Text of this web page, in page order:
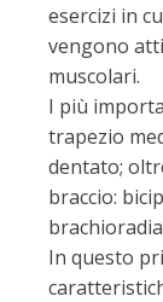
esercizi in
vengono
muscolari.
I più
trapezio
dentato;
braccio:
In questo